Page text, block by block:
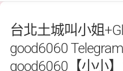
台北土城叫小姐
good6060 Telegram
good6060【小小